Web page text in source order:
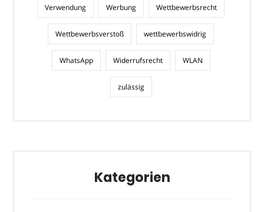
Verwendung Werbung Wettbewerbsrecht
Wettbewerbsverstoß wettbewerbswidrig
WhatsApp Widerrufsrecht WLAN
zulässig
Kategorien